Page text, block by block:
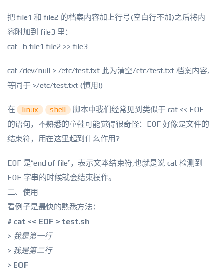
把 file1 和 file2 的档案内容加上行号(空白行不加)之后将内
容附加到 file3 里：
cat -b file1 file2 >> file3
cat /dev/null > /etc/test.txt 此为清空/etc/test.txt 档案内容,
等同于 >/etc/test.txt (慎用!)
在 linux shell
脚本中我们经常见到类似于 cat << EOF
的语句，不熟悉的童鞋可能觉得很奇怪：EOF 好像是文件的
结束符，用在这里起到什么作用?
EOF 是“end of file”，表示文本结束符,也就是说 cat 检测到
EOF 字串的时候就会结束操作。
二、使用
看例子是最快的熟悉方法：
# cat << EOF > test.sh
> 我是第一行
> 我是第二行
> EOF